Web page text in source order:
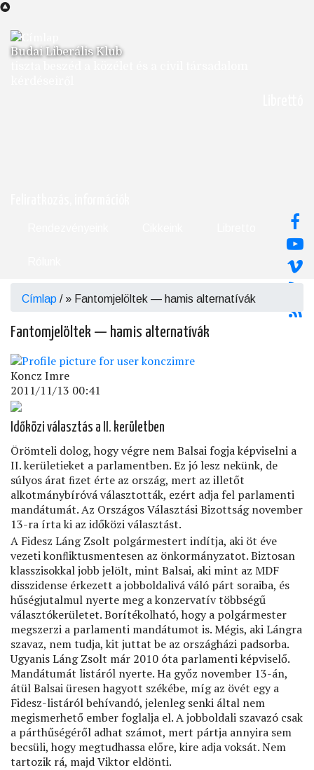
Ugrás
tartalomra
Budai Liberális Klub
Morzsa
Címlap / Fantomjelöltek — hamis alternatívák
Fantomjelöltek — hamis alternatívák
Koncz Imre
2011/11/13 00:41
Időközi választás a II. kerületben
Örömteli dolog, hogy végre nem Balsai fogja képviselni a
II. kerületieket a parlamentben. Ez jó lesz nekünk, de
súlyos árat ﬁzet érte az ország, mert az illetőt
alkotmánybíróvá választották, ezért adja fel parlamenti
mandátumát. Az Országos Választási Bizottság november
13-ra írta ki az időközi választást.
A Fidesz Láng Zsolt polgármestert indítja, aki öt éve
vezeti konﬂiktusmentesen az önkormányzatot. Biztosan
klasszisokkal jobb jelölt, mint Balsai, aki mint az MDF
disszidense érkezett a jobboldalivá váló párt soraiba, és
hűségjutalmul nyerte meg a konzervatív többségű
választókerületet. Borítékolható, hogy a polgármester
megszerzi a parlamenti mandátumot is. Mégis, aki Lángra
szavaz, nem tudja, kit juttat be az országházi padsorba.
Ugyanis Láng Zsolt már 2010 óta parlamenti képviselő.
Mandátumát listáról nyerte. Ha győz november 13-án,
átül Balsai üresen hagyott székébe, míg az övét egy a
Fidesz-listáról behívandó, jelenleg senki által nem
megismerhető ember foglalja el. A jobboldali szavazó csak
a párthűségéről adhat számot, mert pártja annyira sem
becsüli, hogy megtudhassa előre, kire adja voksát. Nem
tartozik rá, majd Viktor eldönti.